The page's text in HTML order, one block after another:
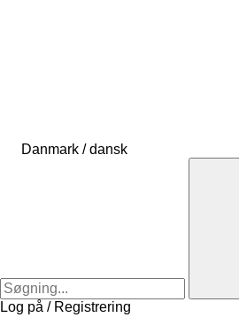
Danmark / dansk
Log på / Registrering